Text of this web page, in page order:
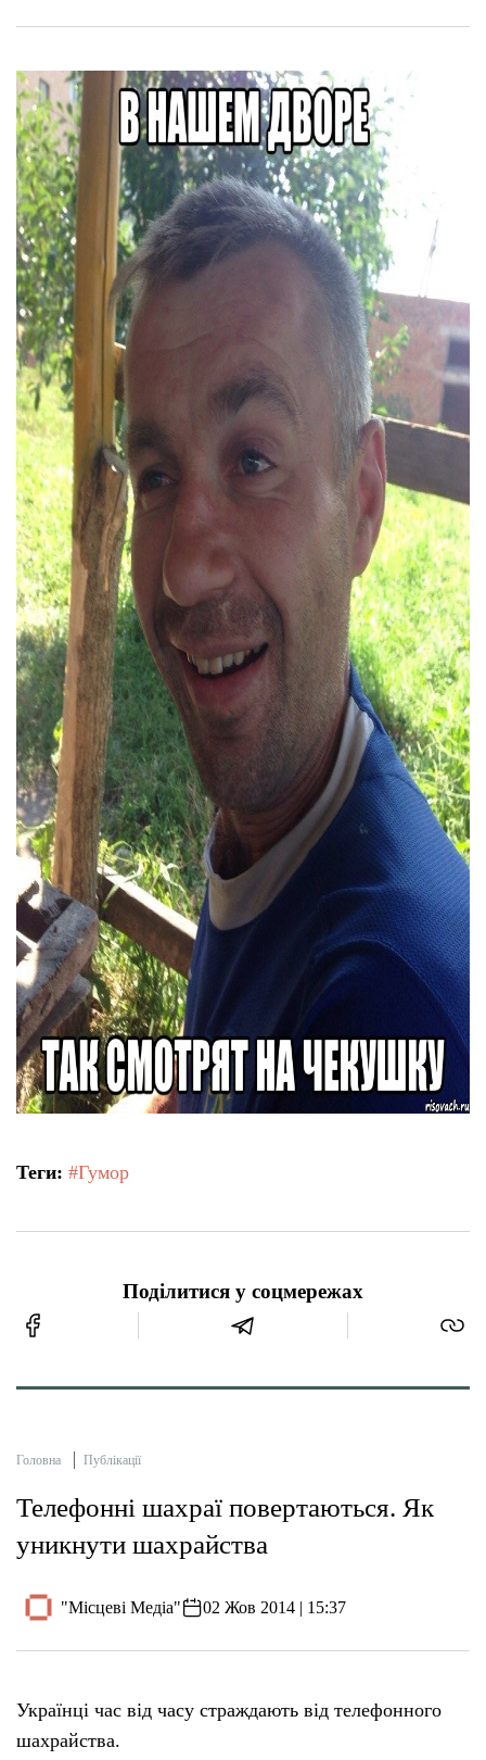
Теги: #Гумор
Поділитися у соцмережах
Головна Публікації
Телефонні шахраї повертаються. Як
уникнути шахрайства
"Місцеві Медіа" 02 Жов 2014 | 15:37
Українці час від часу страждають від телефонного
шахрайства.